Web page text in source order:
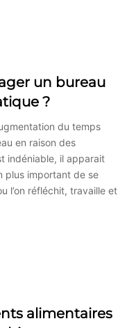
un bureau
?
du temps
en raison des
indéniable, il apparait
plus important de se
l’on réfléchit, travaille et
alimentaires